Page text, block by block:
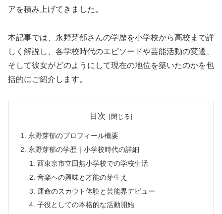
アを積み上げてきました。
本記事では、永野芽郁さんの学歴を小学校から高校まで詳
しく解説し、各学校時代のエピソードや芸能活動の変遷、
そして彼女がどのようにして現在の地位を築いたのかを包
括的にご紹介します。
目次
永野芽郁のプロフィール概要
永野芽郁の学歴｜小学校時代の詳細
西東京市立田無小学校での学校生活
音楽への興味と才能の芽生え
運命のスカウト体験と芸能界デビュー
子役としての本格的な活動開始